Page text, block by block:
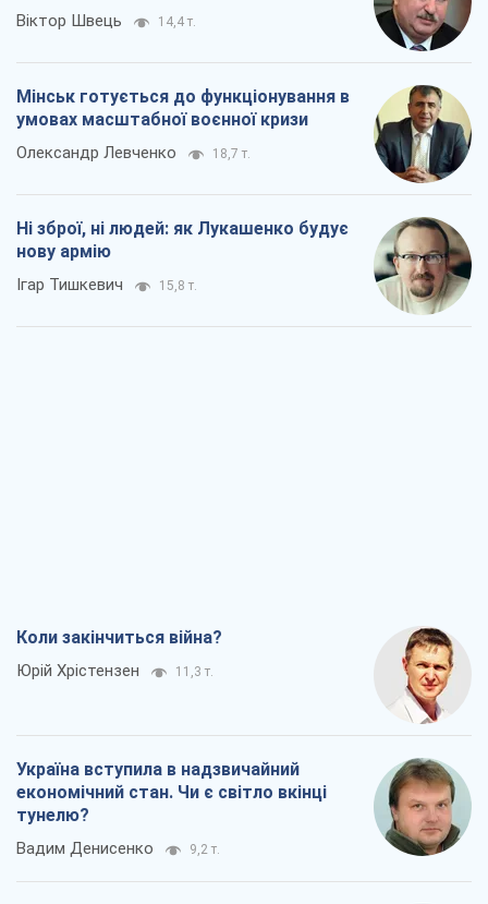
Віктор Швець 14,4 т.
Мінськ готується до функціонування в
умовах масштабної воєнної кризи
Олександр Левченко 18,7 т.
Ні зброї, ні людей: як Лукашенко будує
нову армію
Ігар Тишкевич 15,8 т.
Коли закінчиться війна?
Юрій Хрістензен 11,3 т.
Україна вступила в надзвичайний
економічний стан. Чи є світло вкінці
тунелю?
Вадим Денисенко 9,2 т.